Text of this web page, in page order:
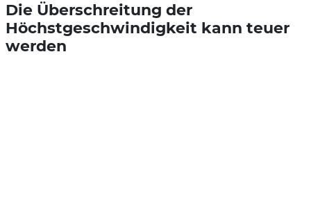
Die Überschreitung der
Höchstgeschwindigkeit kann teuer
werden